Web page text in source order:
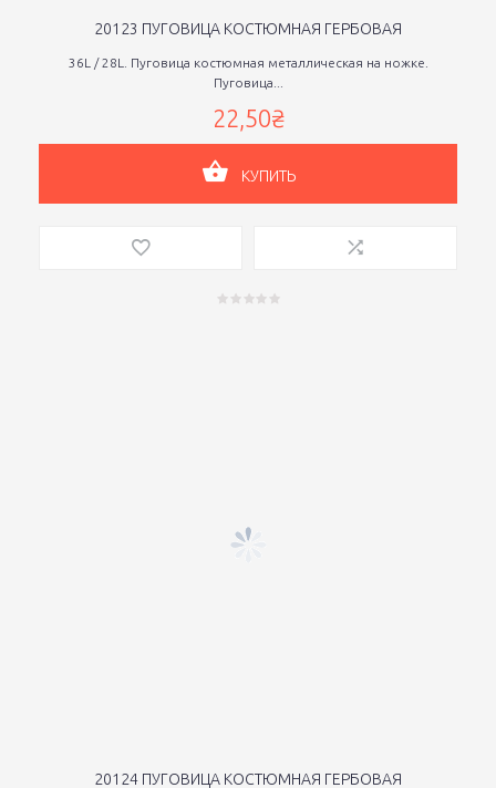
20123 ПУГОВИЦА КОСТЮМНАЯ ГЕРБОВАЯ
36L / 28L. Пуговица костюмная металлическая на ножке.
Пуговица...
22,50₴
КУПИТЬ
20124 ПУГОВИЦА КОСТЮМНАЯ ГЕРБОВАЯ